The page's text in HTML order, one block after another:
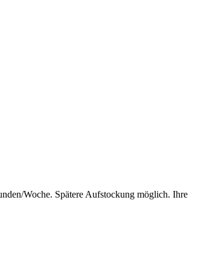
Woche. Spätere Aufstockung möglich. Ihre